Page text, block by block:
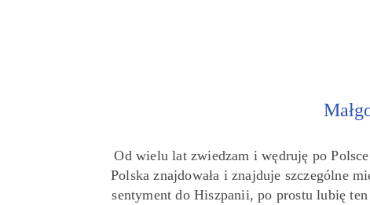
Od wielu lat zwiedzam i wędruję po
Polska znajdowała i znajduje szczególne
sentyment do Hiszpanii, po prostu lubię